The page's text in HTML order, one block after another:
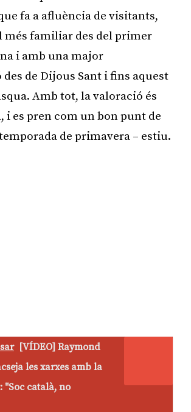
fa a afluència de visitants,
més familiar des del primer
i amb una major
de Dijous Sant i fins aquest
Amb tot, la valoració és
i es pren com un bon punt de
de primavera – estiu.
[VÍDEO] Raymond
les xarxes amb la
"Soc català, no